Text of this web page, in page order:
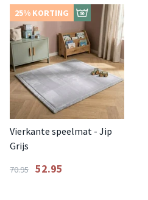
25% KORTING
Vierkante speelmat - Jip
Grijs
70.95 52.95